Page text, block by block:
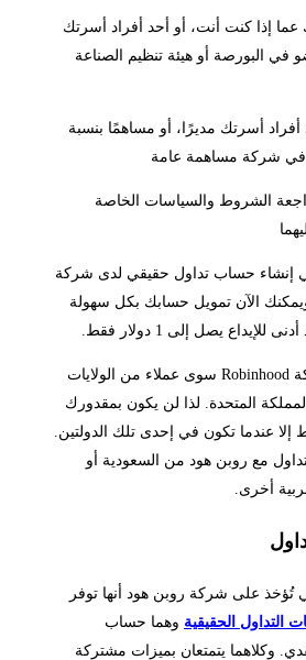
إذا كنت أنت، أو أحد أفراد أسرتك
البورصة أو هيئة تنظيم الصناعة
أفراد أسرتك مديرًا، أو مساهمًا بنسبة
الشروط والسياسات الخاصة
إنشاء حساب تداول حقيقي لدى شركة
الآن تمويل حسابك بكل سهولة
يصل إلى 1 دولار فقط.
: لا تقبل شركة Robinhood سوى عملاء من الولايات
المتحدة. لذا لن يكون بمقدورك
إلا عندما تكون في إحدى تلك الدولتين.
مع روبن هود من السعودية أو
أخرى.
تُؤخذ على شركة روبن هود أنها توفر
التداول الحقيقية وهما حساب
وكلاهما يتمتعان بميزات مشتركة